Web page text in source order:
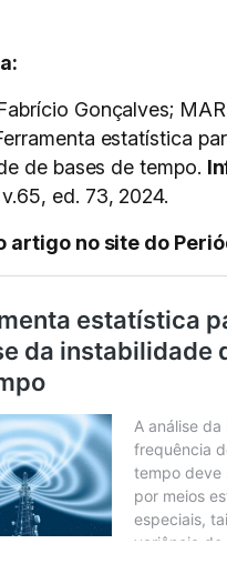
Gonçalves;
estatística
de bases de tempo.
v.65, ed. 73, 2024.
artigo no site do